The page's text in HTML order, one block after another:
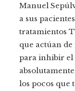
Manuel
a sus
tratamientos
que actúan
para inhibir el
los pocos que